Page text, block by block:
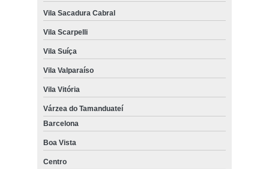
Vila Sacadura Cabral
Vila Scarpelli
Vila Suíça
Vila Valparaíso
Vila Vitória
Várzea do Tamanduateí
Barcelona
Boa Vista
Centro